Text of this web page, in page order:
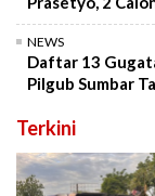
NEWS
Daftar 13
Pilgub Sumbar
Terkini